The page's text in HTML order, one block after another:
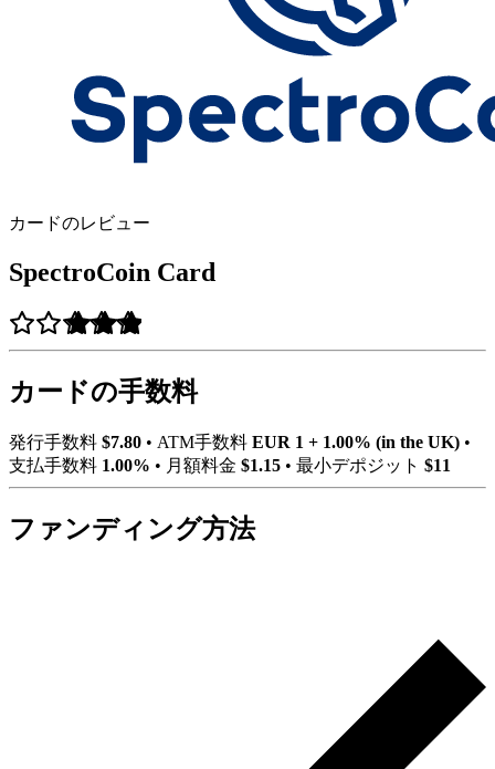
カードのレビュー
SpectroCoin Card
カードの手数料
発行手数料 $7.80 • ATM手数料 EUR 1 + 1.00% (in the UK) •
支払手数料 1.00% • 月額料金 $1.15 • 最小デポジット $11
ファンディング方法